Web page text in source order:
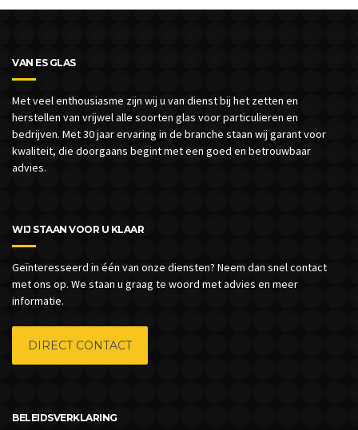
VAN ES GLAS
Met veel enthousiasme zijn wij u van dienst bij het zetten en
herstellen van vrijwel alle soorten glas voor particulieren en
bedrijven. Met 30 jaar ervaring in de branche staan wij garant voor
kwaliteit, die doorgaans begint met een goed en betrouwbaar
advies.
WIJ STAAN VOOR U KLAAR
Geïnteresseerd in één van onze diensten? Neem dan snel contact
met ons op. We staan u graag te woord met advies en meer
informatie.
DIRECT CONTACT
BELEIDSVERKLARING